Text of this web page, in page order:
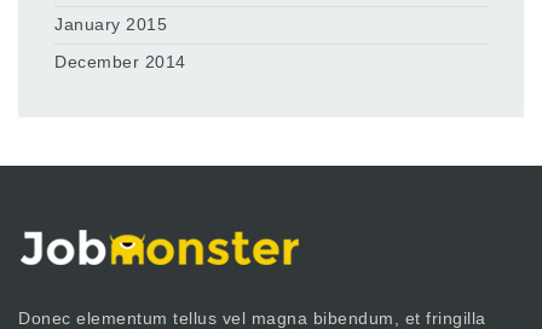
January 2015
December 2014
Donec elementum tellus vel magna bibendum, et fringilla